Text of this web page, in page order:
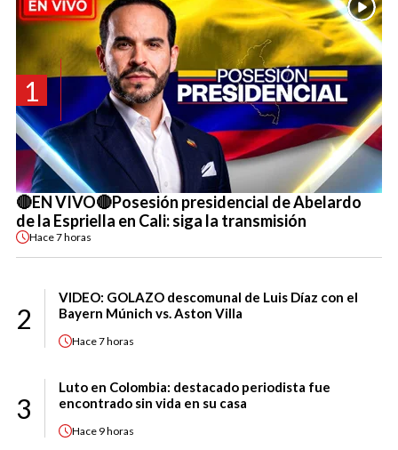
1
🔴EN VIVO🔴Posesión presidencial de Abelardo
de la Espriella en Cali: siga la transmisión
Hace7 horas
2
VIDEO: GOLAZO descomunal de Luis Díaz con el
Bayern Múnich vs. Aston Villa
Hace7 horas
3
Luto en Colombia: destacado periodista fue
encontrado sin vida en su casa
Hace 9 horas